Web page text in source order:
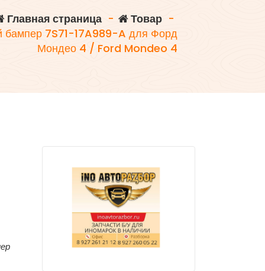
Главная страница - Товар -
бампер 7S71-17A989-A для Форд
Мондео 4 / Ford Mondeo 4